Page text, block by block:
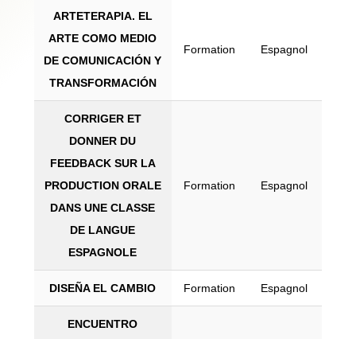
ARTETERAPIA. EL
ARTE COMO MEDIO
DE COMUNICACIÓN Y
TRANSFORMACIÓN
Formation Espagnol
CORRIGER ET
DONNER DU
FEEDBACK SUR LA
PRODUCTION ORALE
DANS UNE CLASSE
DE LANGUE
ESPAGNOLE
Formation Espagnol
DISEÑA EL CAMBIO Formation Espagnol
ENCUENTRO